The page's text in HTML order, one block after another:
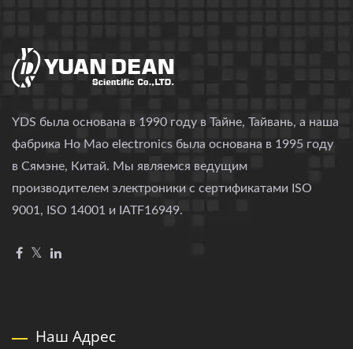
YDS была основана в 1990 году в Тайне, Тайвань, а наша
фабрика Ho Mao electronics была основана в 1995 году
в Сямэне, Китай. Мы являемся ведущим
производителем электроники с сертификатами ISO
9001, ISO 14001 и IATF16949.
Наш Адрес